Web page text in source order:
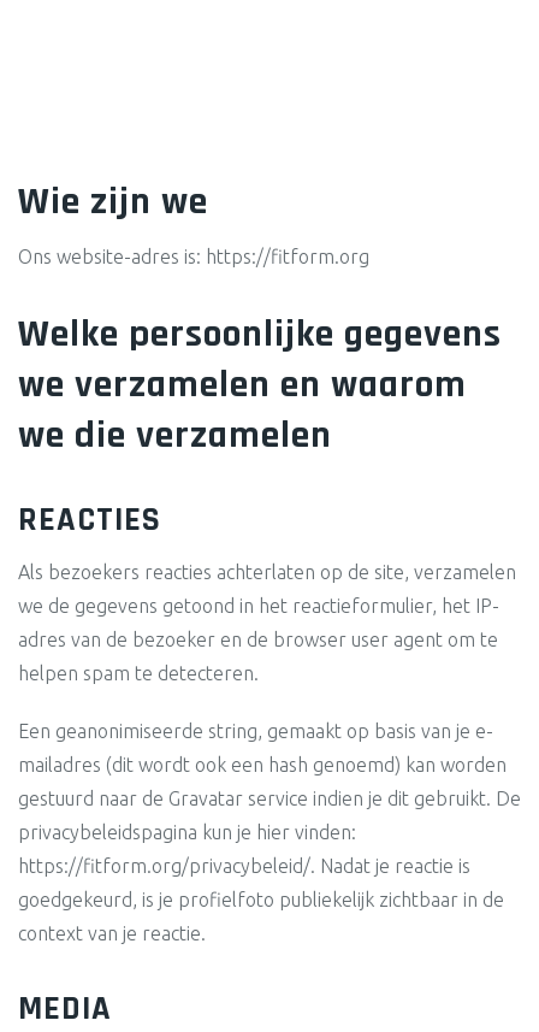
Wie zijn we
Ons website-adres is: https://fitform.org
Welke persoonlijke gegevens
we verzamelen en waarom
we die verzamelen
REACTIES
Als bezoekers reacties achterlaten op de site, verzamelen
we de gegevens getoond in het reactieformulier, het IP-
adres van de bezoeker en de browser user agent om te
helpen spam te detecteren.
Een geanonimiseerde string, gemaakt op basis van je e-
mailadres (dit wordt ook een hash genoemd) kan worden
gestuurd naar de Gravatar service indien je dit gebruikt. De
privacybeleidspagina kun je hier vinden:
https://fitform.org/privacybeleid/. Nadat je reactie is
goedgekeurd, is je profielfoto publiekelijk zichtbaar in de
context van je reactie.
MEDIA